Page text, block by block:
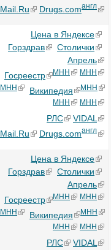
Mail.Ru
Drugs.comангл
Цена в Яндексе
Горздрав
Столички
Апрель
Госреестр
МНН
МНН
МНН
Википедия
МНН
МНН
МНН
РЛС
VIDAL
Mail.Ru
Drugs.comангл
Цена в Яндексе
Горздрав
Столички
Апрель
Госреестр
МНН
МНН
МНН
Википедия
МНН
МНН
МНН
РЛС
VIDAL